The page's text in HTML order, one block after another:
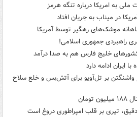
به امریکا درباره تنگه هرمز
در میناب به جریان افتاد
موشک‌های رهگیر توسط آمریکا
راهبردی جمهوری اسلامی!
خلیج فارس هم به صدا درآمد
ایران ادامه دارد
واشنگتن بر تل‌آویو برای آتش‌بس و خلع سلاح
تیری بر قلب امپراطوری دروغ است